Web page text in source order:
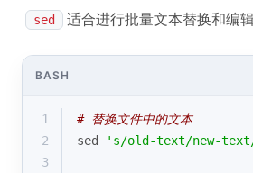
sed 适合进行批量文本替换和编辑
BASH
1
# 替换文件中的文本
2
sed 's/old-text/new-
3